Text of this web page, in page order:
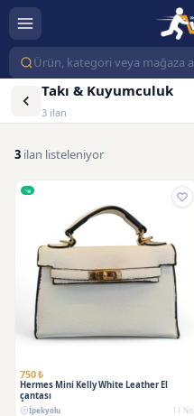
Takı & Kuyumculuk
3 ilan
3 ilan listeleniyor
750 ₺
Hermes Mini Kelly White Leather El
çantası
İpekyolu 11 Nis